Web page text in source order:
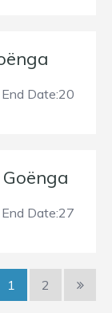
Date:20
Date:27
1 2